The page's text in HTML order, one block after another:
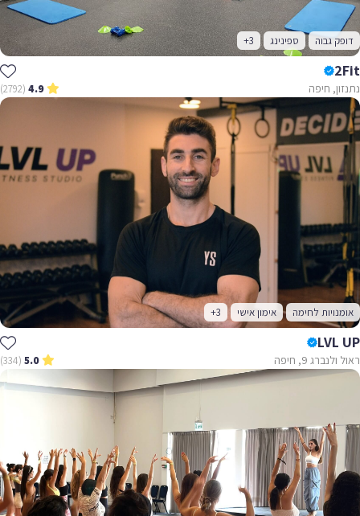
דופק גבוה ספינינג +3
2Fit
נתנזון, חיפה 4.9
(2792)
אומנויות לחימה אימון אישי +3
LVL UP
ראול ולנברג 9, חיפה 5.0
(334)